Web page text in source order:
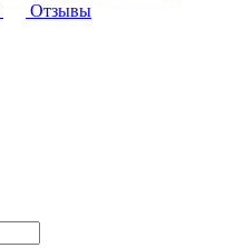
Отзывы